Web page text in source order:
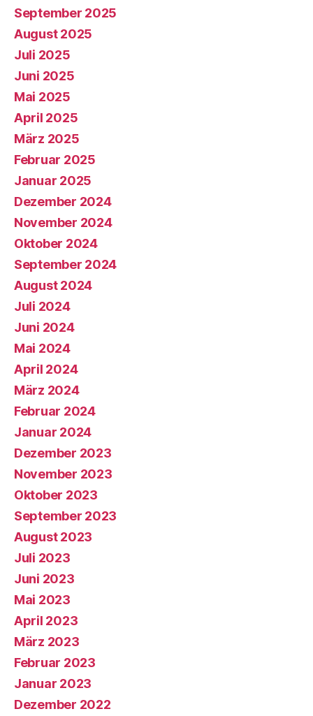
September 2025
August 2025
Juli 2025
Juni 2025
Mai 2025
April 2025
März 2025
Februar 2025
Januar 2025
Dezember 2024
November 2024
Oktober 2024
September 2024
August 2024
Juli 2024
Juni 2024
Mai 2024
April 2024
März 2024
Februar 2024
Januar 2024
Dezember 2023
November 2023
Oktober 2023
September 2023
August 2023
Juli 2023
Juni 2023
Mai 2023
April 2023
März 2023
Februar 2023
Januar 2023
Dezember 2022